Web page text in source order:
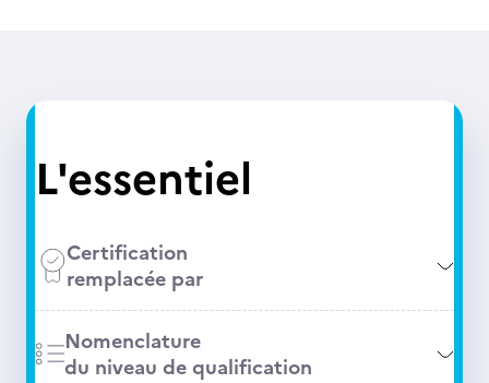
L'essentiel
Certification
remplacée par
Nomenclature
du niveau de qualification